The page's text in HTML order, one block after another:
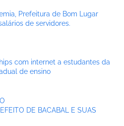
Prefeitura de Bom Lugar
de servidores.
com internet a estudantes da
de ensino
DE BACABAL E SUAS